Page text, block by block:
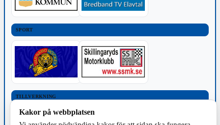
SPORT
TILLVERKNING
Kakor på webbplatsen